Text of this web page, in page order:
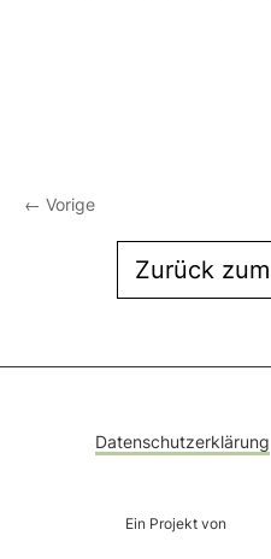
← Vorige
Zurück
Datenschutzerklärung
Ein Projekt von